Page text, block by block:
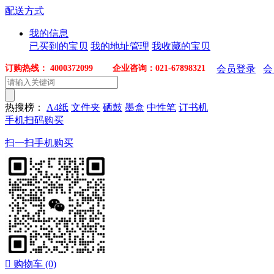
配送方式
我的信息
已买到的宝贝 我的地址管理 我收藏的宝贝
订购热线： 4000372099 企业咨询：021-67898321 会员登录
热搜榜： A4纸 文件夹 硒鼓 墨盒 中性笔 订书机
手机扫码购买
扫一扫手机购买
 购物车 (0)